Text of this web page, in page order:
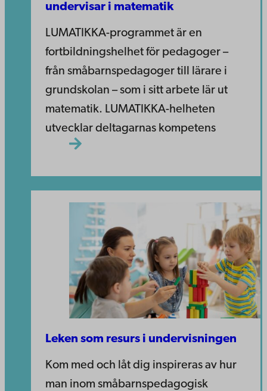
undervisar i matematik
LUMATIKKA-programmet är en
fortbildningshelhet för pedagoger –
från småbarnspedagoger till lärare i
grundskolan – som i sitt arbete lär ut
matematik. LUMATIKKA-helheten
utvecklar deltagarnas kompetens
Leken som resurs i undervisningen
Kom med och låt dig inspireras av hur
man inom småbarnspedagogisk